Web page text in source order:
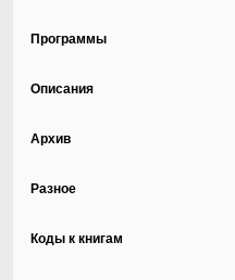
Программы
Описания
Архив
Разное
Коды к книгам